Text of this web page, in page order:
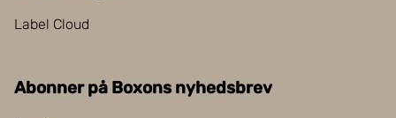
Label Cloud
Abonner på Boxons nyhedsbrev